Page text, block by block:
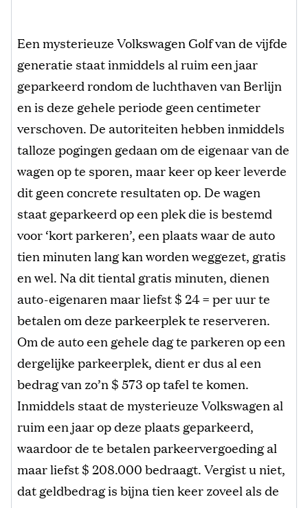
Een mysterieuze Volkswagen Golf van de vijfde
generatie staat inmiddels al ruim een jaar
geparkeerd rondom de luchthaven van Berlijn
en is deze gehele periode geen centimeter
verschoven. De autoriteiten hebben inmiddels
talloze pogingen gedaan om de eigenaar van de
wagen op te sporen, maar keer op keer leverde
dit geen concrete resultaten op. De wagen
staat geparkeerd op een plek die is bestemd
voor ‘kort parkeren’, een plaats waar de auto
tien minuten lang kan worden weggezet, gratis
en wel. Na dit tiental gratis minuten, dienen
auto-eigenaren maar liefst $ 24 = per uur te
betalen om deze parkeerplek te reserveren.
Om de auto een gehele dag te parkeren op een
dergelijke parkeerplek, dient er dus al een
bedrag van zo’n $ 573 op tafel te komen.
Inmiddels staat de mysterieuze Volkswagen al
ruim een jaar op deze plaats geparkeerd,
waardoor de te betalen parkeervergoeding al
maar liefst $ 208.000 bedraagt. Vergist u niet,
dat geldbedrag is bijna tien keer zoveel als de